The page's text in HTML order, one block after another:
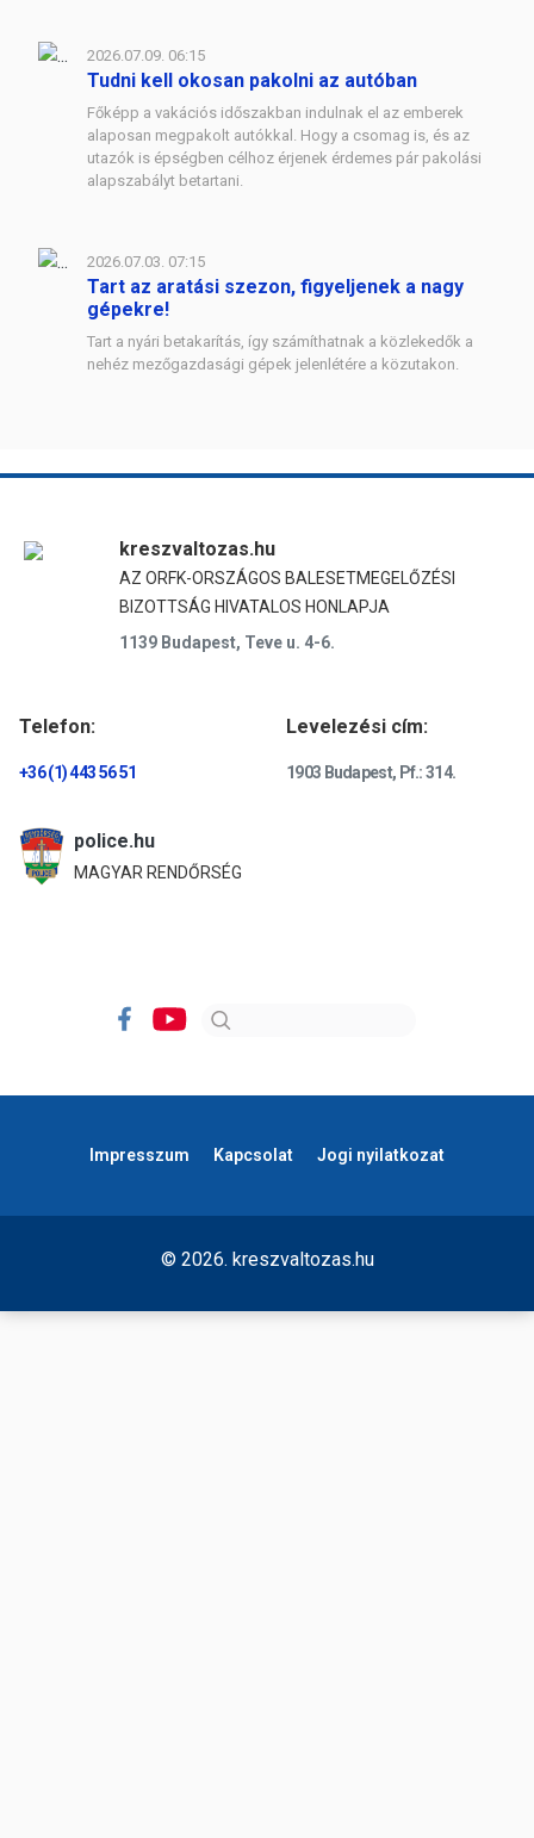
2026.07.09. 06:15
Tudni kell okosan pakolni az autóban
Főképp a vakációs időszakban indulnak el az emberek
alaposan megpakolt autókkal. Hogy a csomag is, és az
utazók is épségben célhoz érjenek érdemes pár pakolási
alapszabályt betartani.
2026.07.03. 07:15
Tart az aratási szezon, figyeljenek a nagy
gépekre!
Tart a nyári betakarítás, így számíthatnak a közlekedők a
nehéz mezőgazdasági gépek jelenlétére a közutakon.
kreszvaltozas.hu
AZ ORFK-ORSZÁGOS BALESETMEGELŐZÉSI
BIZOTTSÁG HIVATALOS HONLAPJA
1139 Budapest, Teve u. 4-6.
Telefon:
+36 (1) 443 56 51
Levelezési cím:
1903 Budapest, Pf.: 314.
police.hu
MAGYAR RENDŐRSÉG
Impresszum Kapcsolat Jogi nyilatkozat
© 2026. kreszvaltozas.hu